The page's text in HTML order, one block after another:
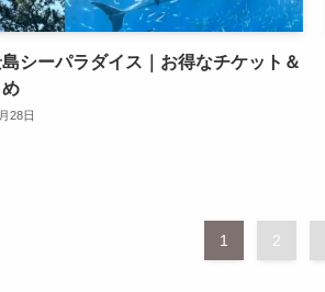
島シーパラダイス｜お得なチケット＆
28日
1 2